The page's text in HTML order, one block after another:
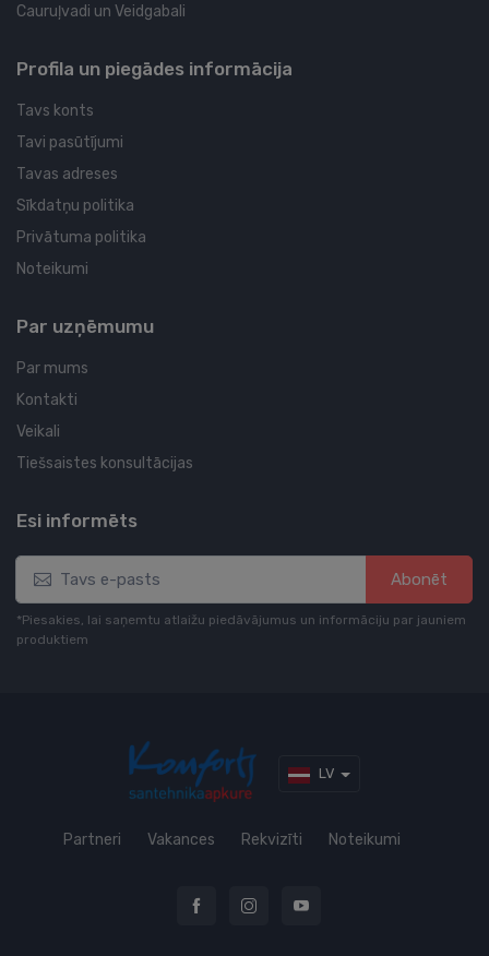
Cauruļvadi un Veidgabali
Profila un piegādes informācija
Tavs konts
Tavi pasūtījumi
Tavas adreses
Sīkdatņu politika
Privātuma politika
Noteikumi
Par uzņēmumu
Par mums
Kontakti
Veikali
Tiešsaistes konsultācijas
Esi informēts
Abonēt
*Piesakies, lai saņemtu atlaižu piedāvājumus un informāciju par jauniem
produktiem
LV
Partneri Vakances Rekvizīti Noteikumi